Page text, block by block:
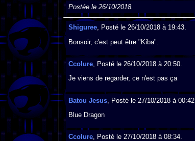
Postée le 26/10/2018.
Shiguree, Posté le 26/10/2018 à 19:43.
Bonsoir, c'est peut être "Kiba".
Ccolure, Posté le 26/10/2018 à 20:50.
Je viens de regarder, ce n'est pas ça
Batou Jesus, Posté le 27/10/2018 à 00:42.
Blue Dragon
Ccolure, Posté le 27/10/2018 à 08:34.